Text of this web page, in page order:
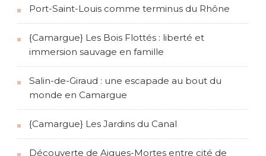
Port-Saint-Louis comme terminus du Rhône
{Camargue} Les Bois Flottés : liberté et
immersion sauvage en famille
Salin-de-Giraud : une escapade au bout du
monde en Camargue
{Camargue} Les Jardins du Canal
Découverte de Aigues-Mortes entre cité de